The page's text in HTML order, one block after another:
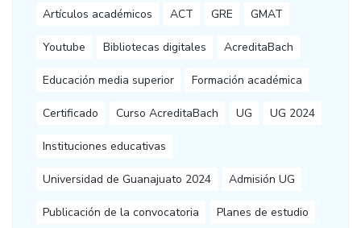
Artículos académicos ACT GRE GMAT
Youtube Bibliotecas digitales AcreditaBach
Educación media superior Formación académica
Certificado Curso AcreditaBach UG UG 2024
Instituciones educativas
Universidad de Guanajuato 2024 Admisión UG
Publicación de la convocatoria Planes de estudio